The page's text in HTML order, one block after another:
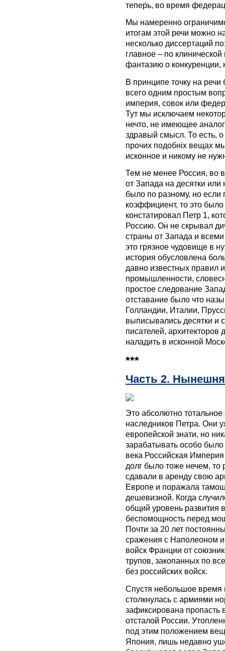
теперь, во время
Мы намеренно
итогам этой речи можно
несколько диссертаций
главное – по
фантазию о конкуренции,
В принципе точку на
всего одним простым
империя, совок или
Тут мы исключаем
нечто, не имеющее
здравый смысл. То есть, о
прочих подобніх вещах
исконное и никому не
Тем не менее Россия, во
от Запада на десятки или
было по разному, но
коэффициент, то это
констатировал Петр 1,
Россию. Он не скрывал
страны от Запада и
это грязное чудовище в
история обусловлена
давно известных правил
промышленности,
простое следование
отставание было что
Голландии, Италии,
выписывались десятки и
писателей, архитекторов
наладить в исконной
***
Часть 2.
Это абсолютно
наследников Петра. Они
европейской знати, но
зарабатывать особо
века Российская
долг было тоже нечем, то
сдавали в аренду свою
Европе и поражала
дешевизной. Когда
общий уровень развития
беспомощность перед
Почти за 20 лет
сражения с Наполеоном
войск Франции от
трупов, закопанных по
без российских войск.
Спустя небольшое время
столкнулась с армиями
зафиксирована
отсталой России.
под этим положением
Япония, лишь недавно